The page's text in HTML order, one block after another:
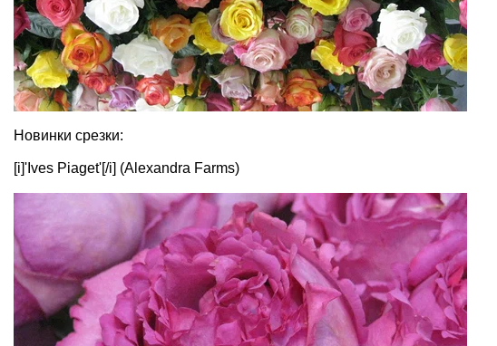
Новинки срезки:
[i]'Ives Piaget'[/i] (Alexandra Farms)